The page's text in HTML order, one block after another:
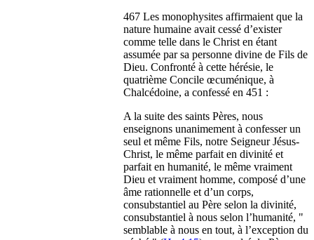
467 Les monophysites affirmaient que la
nature humaine avait cessé d’exister
comme telle dans le Christ en étant
assumée par sa personne divine de Fils de
Dieu. Confronté à cette hérésie, le
quatrième Concile œcuménique, à
Chalcédoine, a confessé en 451 :
A la suite des saints Pères, nous
enseignons unanimement à confesser un
seul et même Fils, notre Seigneur Jésus-
Christ, le même parfait en divinité et
parfait en humanité, le même vraiment
Dieu et vraiment homme, composé d’une
âme rationnelle et d’un corps,
consubstantiel au Père selon la divinité,
consubstantiel à nous selon l’humanité, "
semblable à nous en tout, à l’exception du